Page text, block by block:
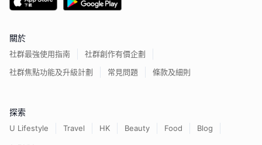
關於
社群最強使用指南
社群創作有價企劃
社群焦點功能及升級計劃
常見問題 條款及細則
探索
U Lifestyle Travel HK Beauty Food
Blog